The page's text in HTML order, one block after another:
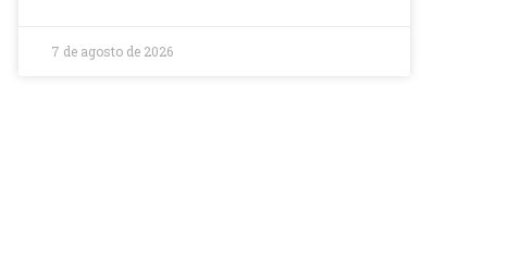
7 de agosto de 2026